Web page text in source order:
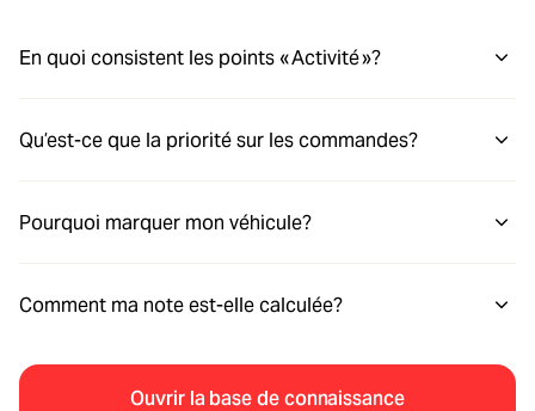
En quoi consistent les points « Activité »?
Qu’est-ce que la priorité sur les commandes?
Pourquoi marquer mon véhicule?
Comment ma note est-elle calculée?
Ouvrir la base de connaissance